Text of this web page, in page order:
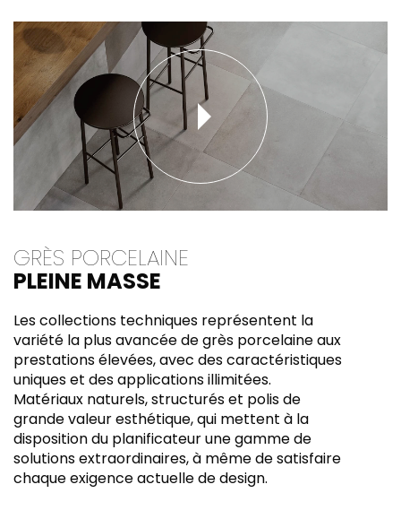
GRÈS PORCELAINE
PLEINE MASSE
Les collections techniques représentent la
variété la plus avancée de grès porcelaine aux
prestations élevées, avec des caractéristiques
uniques et des applications illimitées.
Matériaux naturels, structurés et polis de
grande valeur esthétique, qui mettent à la
disposition du planificateur une gamme de
solutions extraordinaires, à même de satisfaire
chaque exigence actuelle de design.